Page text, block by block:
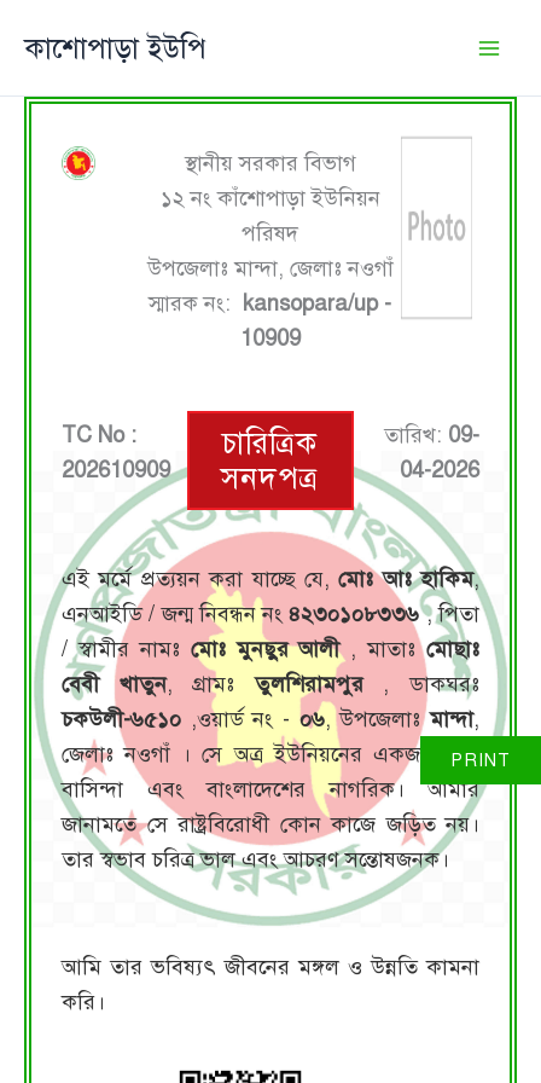
কাশোপাড়া ইউপি
স্থানীয় সরকার বিভাগ
১২ নং কাঁশোপাড়া ইউনিয়ন
পরিষদ
উপজেলাঃ মান্দা, জেলাঃ নওগাঁ
স্মারক নং:
kansopara/up -
10909
TC No :
202610909
চারিত্রিক
সনদপত্র
তারিখ: 09-
04-2026
এই মর্মে প্রত্যয়ন করা যাচ্ছে যে,মোঃ আঃ হাকিম,
এনআইডি / জন্ম নিবন্ধন নং৪২৩০১০৮৩৩৬, পিতা
/ স্বামীর নামঃ মোঃ মুনছুর আলী, মাতাঃমোছাঃ
বেবী খাতুন, গ্রামঃতুলশিরামপুর, ডাকঘরঃ
চকউলী-৬৫১০ ,ওয়ার্ড নং - ০৬, উপজেলাঃমান্দা,
জেলাঃ নওগাঁ । সে অত্র ইউনিয়নের একজন স্থায়ী
বাসিন্দা এবং বাংলাদেশের নাগরিক। আমার
জানামতে সে রাষ্ট্রবিরোধী কোন কাজে জড়িত নয়।
তার স্বভাব চরিত্র ভাল এবং আচরণ সন্তোষজনক।
আমি তার ভবিষ্যৎ জীবনের মঙ্গল ও উন্নতি কামনা
করি।